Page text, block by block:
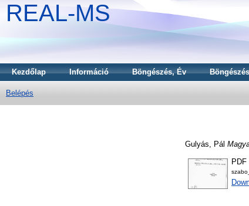
REAL-MS
Kezdőlap Információ Böngészés, Év
Belépés
Gulyás, Pál
PDF